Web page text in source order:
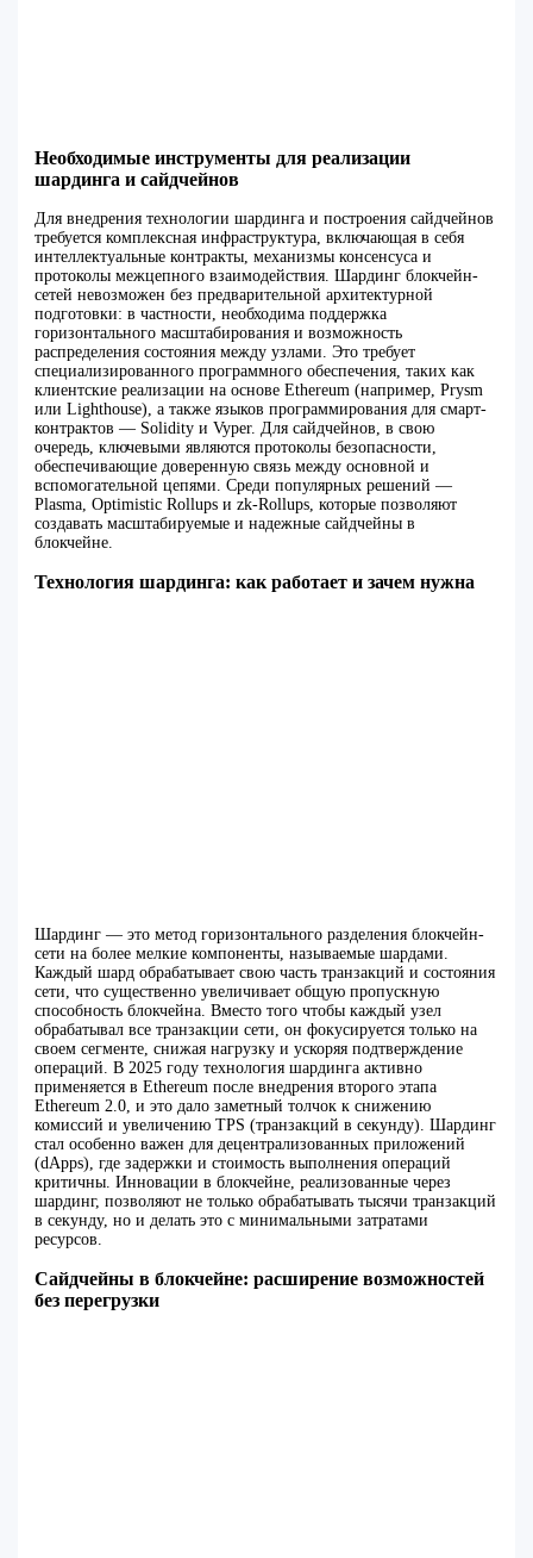
Необходимые инструменты для реализации
шардинга и сайдчейнов
Для внедрения технологии шардинга и построения сайдчейнов
требуется комплексная инфраструктура, включающая в себя
интеллектуальные контракты, механизмы консенсуса и
протоколы межцепного взаимодействия. Шардинг блокчейн-
сетей невозможен без предварительной архитектурной
подготовки: в частности, необходима поддержка
горизонтального масштабирования и возможность
распределения состояния между узлами. Это требует
специализированного программного обеспечения, таких как
клиентские реализации на основе Ethereum (например, Prysm
или Lighthouse), а также языков программирования для смарт-
контрактов — Solidity и Vyper. Для сайдчейнов, в свою
очередь, ключевыми являются протоколы безопасности,
обеспечивающие доверенную связь между основной и
вспомогательной цепями. Среди популярных решений —
Plasma, Optimistic Rollups и zk-Rollups, которые позволяют
создавать масштабируемые и надежные сайдчейны в
блокчейне.
Технология шардинга: как работает и зачем нужна
Шардинг — это метод горизонтального разделения блокчейн-
сети на более мелкие компоненты, называемые шардами.
Каждый шард обрабатывает свою часть транзакций и состояния
сети, что существенно увеличивает общую пропускную
способность блокчейна. Вместо того чтобы каждый узел
обрабатывал все транзакции сети, он фокусируется только на
своем сегменте, снижая нагрузку и ускоряя подтверждение
операций. В 2025 году технология шардинга активно
применяется в Ethereum после внедрения второго этапа
Ethereum 2.0, и это дало заметный толчок к снижению
комиссий и увеличению TPS (транзакций в секунду). Шардинг
стал особенно важен для децентрализованных приложений
(dApps), где задержки и стоимость выполнения операций
критичны. Инновации в блокчейне, реализованные через
шардинг, позволяют не только обрабатывать тысячи транзакций
в секунду, но и делать это с минимальными затратами
ресурсов.
Сайдчейны в блокчейне: расширение возможностей
без перегрузки